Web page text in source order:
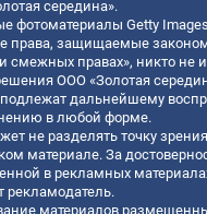
середина».
фотоматериалы Getty
права, защищаемые
смежных правах», никто не
ООО «Золотая
дальнейшему
в любой форме.
не разделять точку
материале. За
в рекламных
рекламодатель.
материалов